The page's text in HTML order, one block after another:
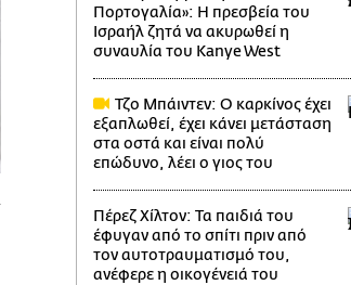
Πορτογαλία»: Η πρεσβεία του
Ισραήλ ζητά να ακυρωθεί η
συναυλία του Kanye West
Τζο Μπάιντεν: Ο καρκίνος έχει
εξαπλωθεί, έχει κάνει μετάσταση
στα οστά και είναι πολύ
επώδυνο, λέει ο γιος του
Πέρεζ Χίλτον: Τα παιδιά του
έφυγαν από το σπίτι πριν από
τον αυτοτραυματισμό του,
ανέφερε η οικογένειά του